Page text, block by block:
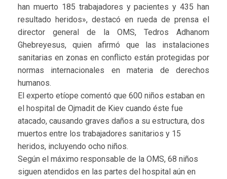
han muerto 185 trabajadores y pacientes y 435 han
resultado heridos», destacó en rueda de prensa el
director general de la OMS, Tedros Adhanom
Ghebreyesus, quien afirmó que las instalaciones
sanitarias en zonas en conflicto están protegidas por
normas internacionales en materia de derechos
humanos.
El experto etíope comentó que 600 niños estaban en
el hospital de Ojmadit de Kiev cuando éste fue
atacado, causando graves daños a su estructura, dos
muertos entre los trabajadores sanitarios y 15
heridos, incluyendo ocho niños.
Según el máximo responsable de la OMS, 68 niños
siguen atendidos en las partes del hospital aún en